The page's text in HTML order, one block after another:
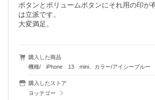
ボタンとボリュームボタンにそれ用の印が
は立派です。
大変満足。
購入した商品
機種/ iPhone 13 mini、カラー/アイシーブルー
購入したストア
ヨッテゴー